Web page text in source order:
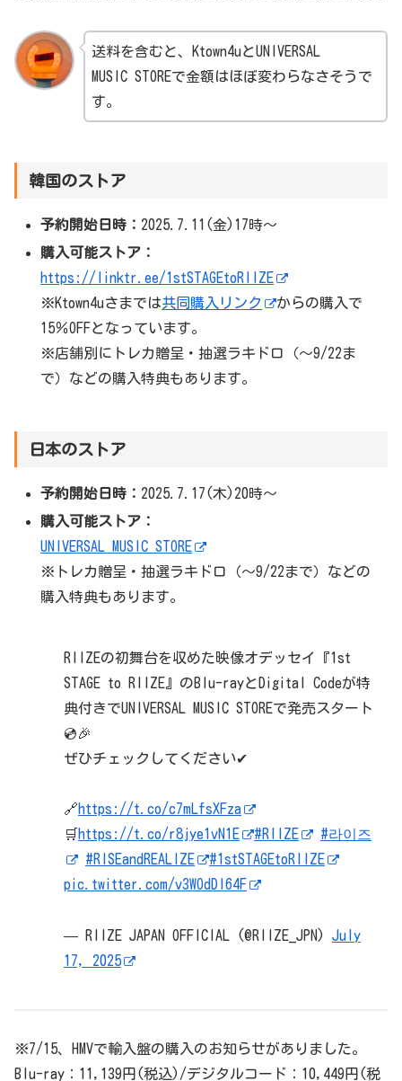
送料を含むと、Ktown4uとUNIVERSAL
MUSIC STOREで金額はほぼ変わらなさそうで
す。
韓国のストア
予約開始日時： 2025.7.11(金)17時～
購入可能ストア：
https://linktr.ee/1stSTAGEtoRIIZE
※Ktown4uさまでは共同購入リンク
からの購入で
15％OFFとなっています。
※店舗別にトレカ贈呈・抽選ラキドロ（～9/22ま
で）などの購入特典もあります。
日本のストア
予約開始日時： 2025.7.17(木)20時～
購入可能ストア：
UNIVERSAL MUSIC STORE
※トレカ贈呈・抽選ラキドロ（～9/22まで）などの
購入特典もあります。
RIIZEの初舞台を収めた映像オデッセイ『1st
STAGE to RIIZE』のBlu-rayとDigital Codeが特
典付きでUNIVERSAL MUSIC STOREで発売スタート
💿🎉
ぜひチェックしてください✔
🔗https://t.co/c7mLfsXFza
🛒 https://t.co/r8jye1vN1E #RIIZE
#라이즈
#RISEandREALIZE
#1stSTAGEtoRIIZE
pic.twitter.com/v3WOdDl64F
— RIIZE JAPAN OFFICIAL (@RIIZE_JPN) July
17, 2025
※7/15、HMVで輸入盤の購入のお知らせがありました。
Blu-ray：11,139円(税込)/デジタルコード：10,449円(税